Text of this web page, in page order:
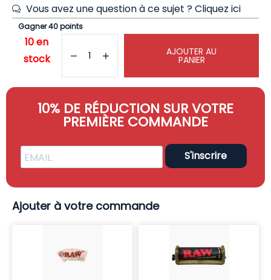
Vous avez une question à ce sujet ?Cliquez ici
Gagner 40 points
10 en
stock
AJOUTER AU
PANIER
10% DE RÉDUCTION SUR VOTRE
PREMIÈRE COMMANDE
S'inscrire
Ajouter à votre commande